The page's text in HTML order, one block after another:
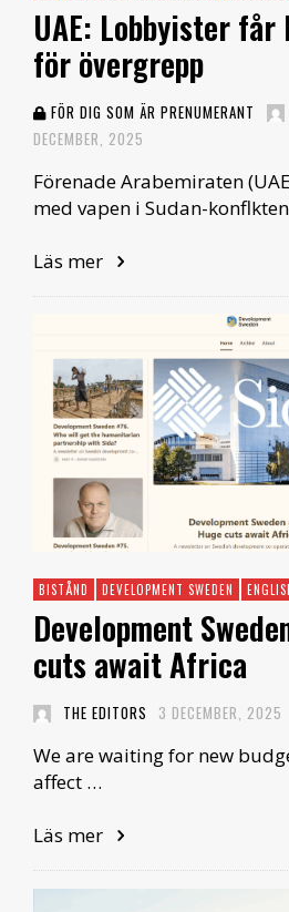
UAE: Lobbyister får
för övergrepp
FÖR DIG SOM ÄR PRENUMERANT
DECEMBER, 2025
Förenade Arabemiraten
med vapen i Sudan-
Läs mer
BISTÅND DEVELOPMENT SWEDEN
Development
cuts await Africa
THE EDITORS 3 DECEMBER, 2025
We are waiting for new
affect …
Läs mer